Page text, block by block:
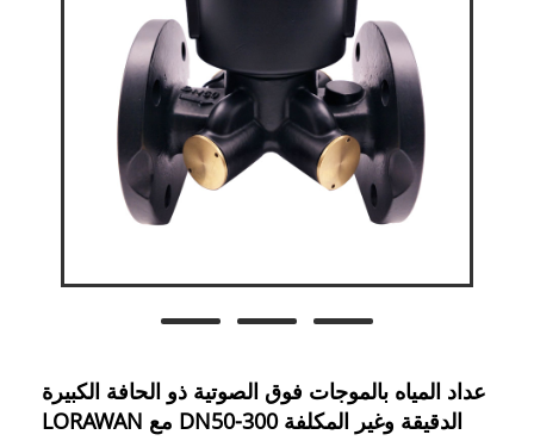
عداد المياه بالموجات فوق الصوتية ذو الحافة الكبيرة
الدقيقة وغير المكلفة DN50-300 مع LORAWAN